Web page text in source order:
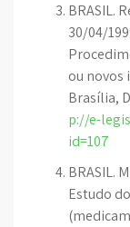
BRASIL.
30/04/
ou novos
Brasília,
p://e-
id=107
BRASIL.
Estudo